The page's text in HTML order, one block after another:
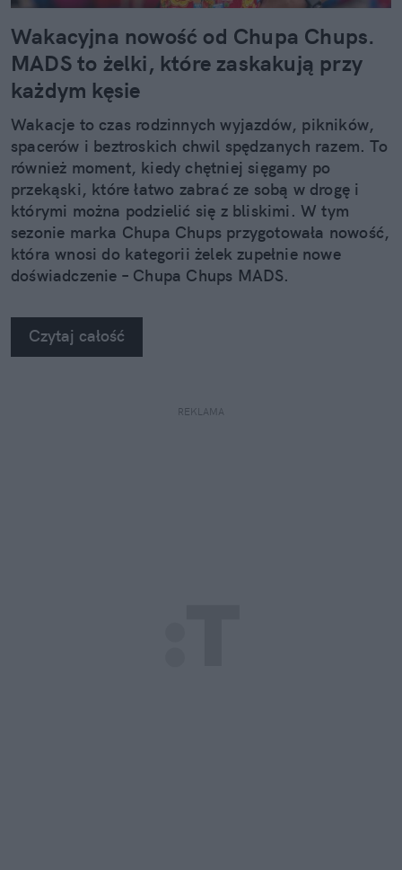
Wakacyjna nowość od Chupa Chups.
MADS to żelki, które zaskakują przy
każdym kęsie
Wakacje to czas rodzinnych wyjazdów, pikników,
spacerów i beztroskich chwil spędzanych razem. To
również moment, kiedy chętniej sięgamy po
przekąski, które łatwo zabrać ze sobą w drogę i
którymi można podzielić się z bliskimi. W tym
sezonie marka Chupa Chups przygotowała nowość,
która wnosi do kategorii żelek zupełnie nowe
doświadczenie – Chupa Chups MADS.
Czytaj całość
REKLAMA